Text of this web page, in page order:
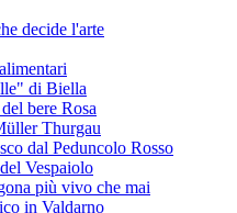
decide l'arte
di Biella
bere Rosa
Thurgau
dal Peduncolo Rosso
Vespaiolo
più vivo che mai
in Valdarno